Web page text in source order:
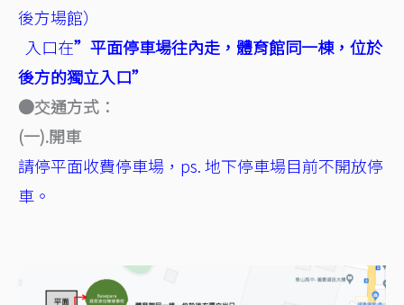
後方場館）
入口在”平面停車場往內走，體育館同一棟，位於
後方的獨立入口”
●交通方式：
(一).開車
請停平面收費停車場，ps. 地下停車場目前不開放停
車。